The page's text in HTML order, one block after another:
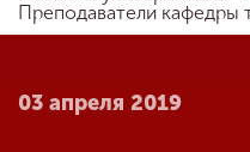
Главная
Преподаватели кафедры
03 апреля 2019